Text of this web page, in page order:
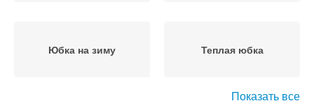
Юбка на зиму Теплая юбка
Показать все